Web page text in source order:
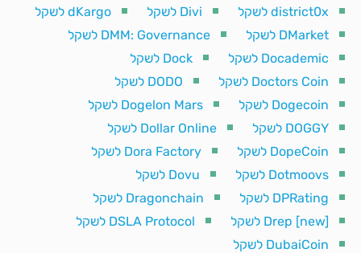
district0x לשקל
Divi לשקל
dKargo לשקל
DMarket לשקל
DMM: Governance לשקל
Docademic לשקל
Dock לשקל
Doctors Coin לשקל
DODO לשקל
Dogecoin לשקל
Dogelon Mars לשקל
DOGGY לשקל
Dollar Online לשקל
DopeCoin לשקל
Dora Factory לשקל
Dotmoovs לשקל
Dovu לשקל
DPRating לשקל
Dragonchain לשקל
Drep [new] לשקל
DSLA Protocol לשקל
DubaiCoin לשקל